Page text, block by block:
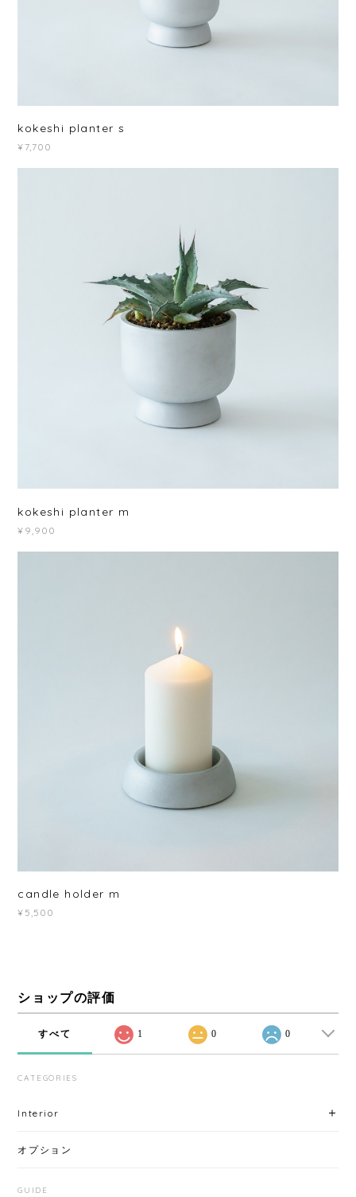
kokeshi planter s
¥7,700
kokeshi planter m
¥9,900
candle holder m
¥5,500
ショップの評価
すべて 1 0 0
CATEGORIES
Interior
オプション
GUIDE